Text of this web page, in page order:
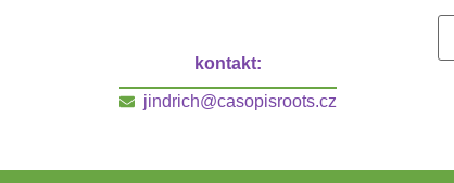
kontakt:
jindrich@casopisroots.cz